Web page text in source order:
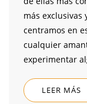
más exclusivas
centramos en
cualquier
experimentar
LEER MÁS